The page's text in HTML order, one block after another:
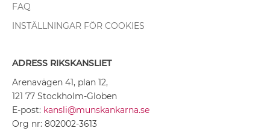
FAQ
INSTÄLLNINGAR FÖR COOKIES
ADRESS RIKSKANSLIET
Arenavägen 41, plan 12,
121 77 Stockholm-Globen
E-post: kansli@munskankarna.se
Org nr: 802002-3613